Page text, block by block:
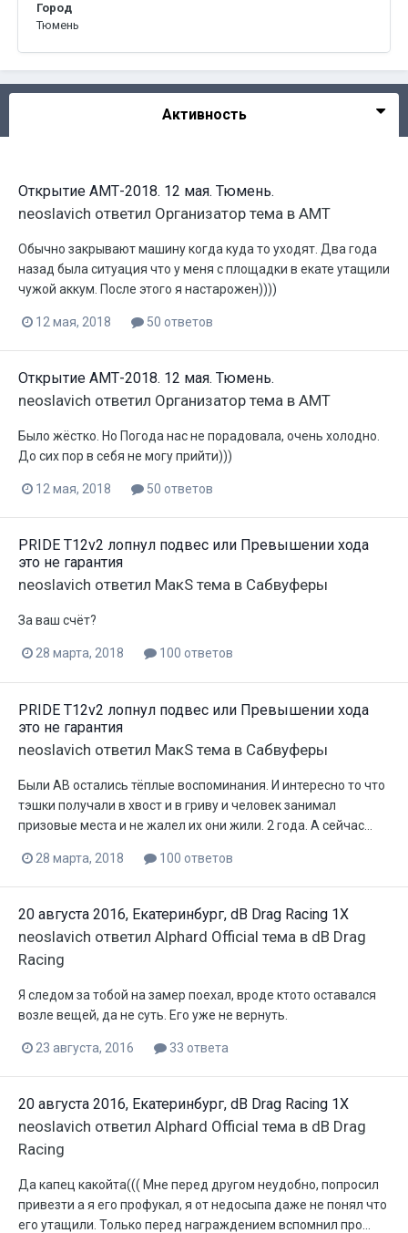
Город
Тюмень
Активность
Открытие АМТ-2018. 12 мая. Тюмень.
neoslavich ответил Организатор тема в АМТ
Обычно закрывают машину когда куда то уходят. Два года
назад была ситуация что у меня с площадки в екате утащили
чужой аккум. После этого я настарожен))))
12 мая, 2018 50 ответов
Открытие АМТ-2018. 12 мая. Тюмень.
neoslavich ответил Организатор тема в АМТ
Было жёстко. Но Погода нас не порадовала, очень холодно.
До сих пор в себя не могу прийти)))
12 мая, 2018 50 ответов
PRIDE T12v2 лопнул подвес или Превышении хода
это не гарантия
neoslavich ответил МакS тема в Сабвуферы
За ваш счёт?
28 марта, 2018 100 ответов
PRIDE T12v2 лопнул подвес или Превышении хода
это не гарантия
neoslavich ответил МакS тема в Сабвуферы
Были AB остались тёплые воспоминания. И интересно то что
тэшки получали в хвост и в гриву и человек занимал
призовые места и не жалел их они жили. 2 года. А сейчас...
28 марта, 2018 100 ответов
20 августа 2016, Екатеринбург, dB Drag Racing 1X
neoslavich ответил Alphard Official тема в dB Drag
Racing
Я следом за тобой на замер поехал, вроде ктото оставался
возле вещей, да не суть. Его уже не вернуть.
23 августа, 2016 33 ответа
20 августа 2016, Екатеринбург, dB Drag Racing 1X
neoslavich ответил Alphard Official тема в dB Drag
Racing
Да капец какойта((( Мне перед другом неудобно, попросил
привезти а я его профукал, я от недосыпа даже не понял что
его утащили. Только перед награждением вспомнил про...